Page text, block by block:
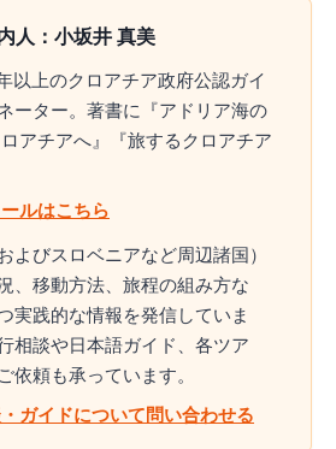
人：小坂井 真美
以上のクロアチア政府公認ガイ
ーター。著書に『アドリア海の
アチアへ』『旅するクロアチア
ルはこちら
よびスロベニアなど周辺諸国）
、移動方法、旅程の組み方な
実践的な情報を発信していま
相談や日本語ガイド、各ツア
依頼も承っています。
ガイドについて問い合わせる